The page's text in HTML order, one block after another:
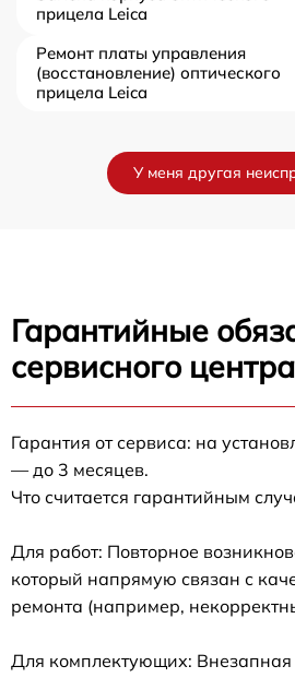
прицела Leica
Ремонт платы управления
(восстановление) оптического
прицела Leica
У меня другая
Гарантийные
сервисного
Гарантия от сервиса: на
— до 3 месяцев.
Что считается гарантийным
Для работ: Повторное
который напрямую связан с
ремонта (например,
Для комплектующих: Внезапная